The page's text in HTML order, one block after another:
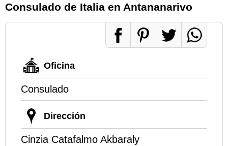
Consulado de Italia en Antananarivo
Oficina
Consulado
Dirección
Cinzia Catafalmo Akbaraly